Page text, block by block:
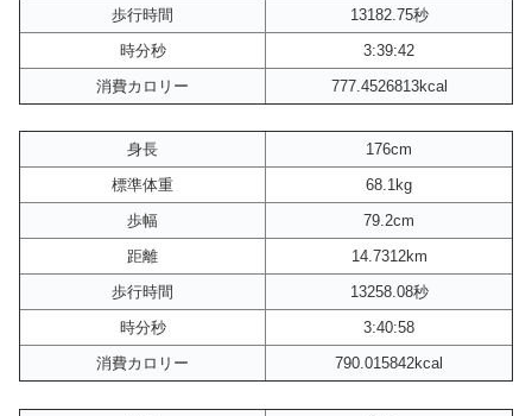
歩行時間
13182.75秒
時分秒
3:39:42
消費カロリー
777.4526813kcal
身長
176cm
標準体重
68.1kg
歩幅
79.2cm
距離
14.7312km
歩行時間
13258.08秒
時分秒
3:40:58
消費カロリー
790.015842kcal